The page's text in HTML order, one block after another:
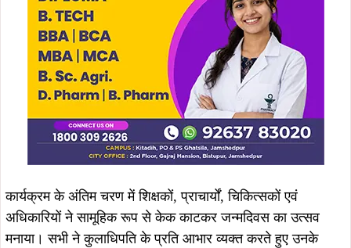
कार्यक्रम के अंतिम चरण में शिक्षकों, प्राचार्यों, चिकित्सकों एवं
अधिकारियों ने सामूहिक रूप से केक काटकर जन्मदिवस का उत्सव
मनाया। सभी ने कुलाधिपति के प्रति आभार व्यक्त करते हुए उनके